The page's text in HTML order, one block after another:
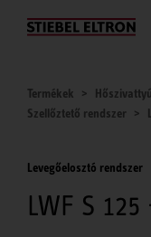
Hírek
Termékek
Szellőztető rendszer
Levegőelosztó rendszer
LWF S